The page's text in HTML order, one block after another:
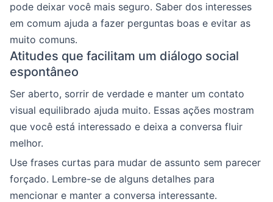
pode deixar você mais seguro. Saber dos interesses
em comum ajuda a fazer perguntas boas e evitar as
muito comuns.
Atitudes que facilitam um diálogo social
espontâneo
Ser aberto, sorrir de verdade e manter um contato
visual equilibrado ajuda muito. Essas ações mostram
que você está interessado e deixa a conversa fluir
melhor.
Use frases curtas para mudar de assunto sem parecer
forçado. Lembre-se de alguns detalhes para
mencionar e manter a conversa interessante.